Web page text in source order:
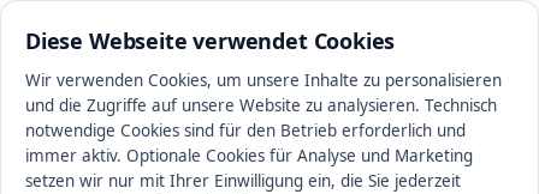
Diese Webseite verwendet Cookies
Wir verwenden Cookies, um unsere Inhalte zu personalisieren
und die Zugriffe auf unsere Website zu analysieren. Technisch
notwendige Cookies sind für den Betrieb erforderlich und
immer aktiv. Optionale Cookies für Analyse und Marketing
setzen wir nur mit Ihrer Einwilligung ein, die Sie jederzeit